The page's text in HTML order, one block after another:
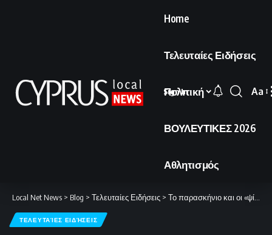
Home
Τελευταίες Ειδήσεις
Πολιτική
ΒΟΥΛΕΥΤΙΚΕΣ 2026
Αθλητισμός
Sign In
Font
Aa
Local Net News > Blog > Τελευταίες Ειδήσεις > Το παρασκήνιο και οι «ψίθυροι» του Κοινοβουλίου.
ΤΕΛΕΥΤΑΊΕΣ ΕΙΔΉΣΕΙΣ